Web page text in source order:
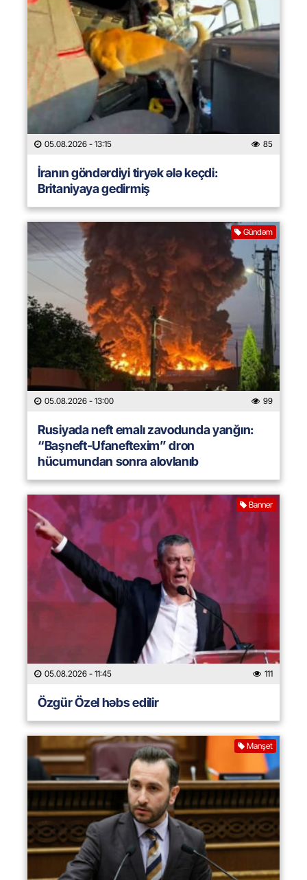
05.08.2026 - 13:15 85
İranın göndərdiyi tiryək ələ keçdi:
Britaniyaya gedirmiş
Gündəm
05.08.2026 - 13:00 99
Rusiyada neft emalı zavodunda yanğın:
“Başneft-Ufaneftexim” dron
hücumundan sonra alovlanıb
Banner
05.08.2026 - 11:45 111
Özgür Özel həbs edilir
Manşet